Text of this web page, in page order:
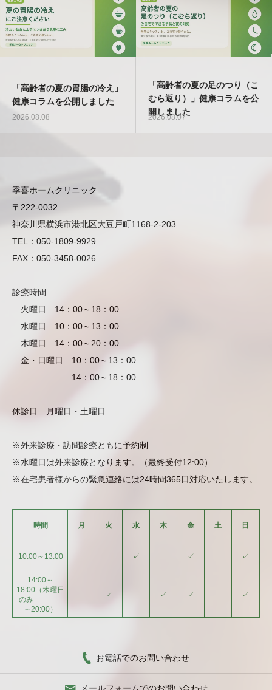
「高齢者の夏の胃腸の冷え」
健康コラムを公開しました
2026.08.08
「高齢者の夏の足のつり（こ
むら返り）」健康コラムを公
開しました
2026.08.07
季喜ホームクリニック
〒222-0032
神奈川県横浜市港北区大豆戸町1168-2-203
TEL：050-1809-9929
FAX：050-3458-0026
診療時間
火曜日 14：00～18：00
水曜日 10：00～13：00
木曜日 14：00～20：00
金・日曜日 10：00～13：00
14：00～18：00
休診日 月曜日・土曜日
※外来診療・訪問診療ともに予約制
※水曜日は外来診療となります。（最終受付12:00）
※在宅患者様からの緊急連絡には24時間365日対応いたします。
時間 月 火 水 木 金 土 日
10:00～13:00 ✓ ✓ ✓
14:00～
18:00（木曜日
のみ
～20:00）
✓ ✓ ✓ ✓
お電話でのお問い合わせ